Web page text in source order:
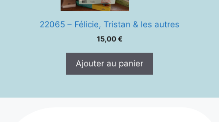
22065 – Félicie, Tristan & les autres
15,00€
Ajouter au panier